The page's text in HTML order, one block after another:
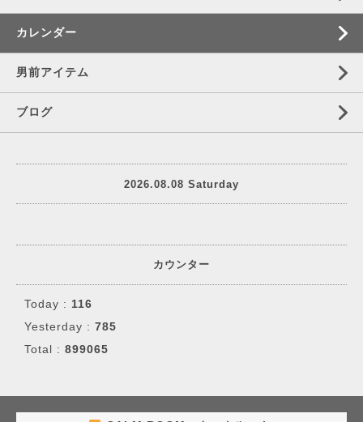
カレンダー
男前アイテム
ブログ
2026.08.08 Saturday
カウンター
Today : 116
Yesterday : 785
Total : 899065